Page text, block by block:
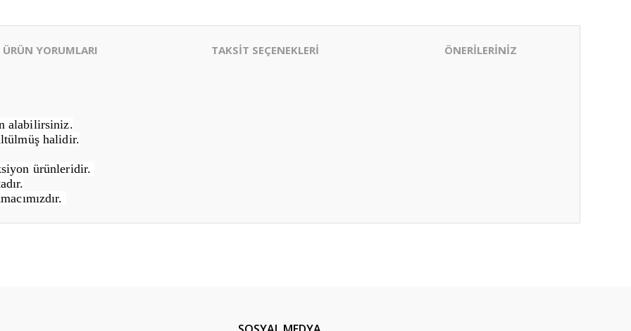
ÜRÜN YORUMLARI TAKSİT SEÇENEKLERİ ÖNERİLERİNİZ
alabilirsiniz.
halidir.
ürünleridir.